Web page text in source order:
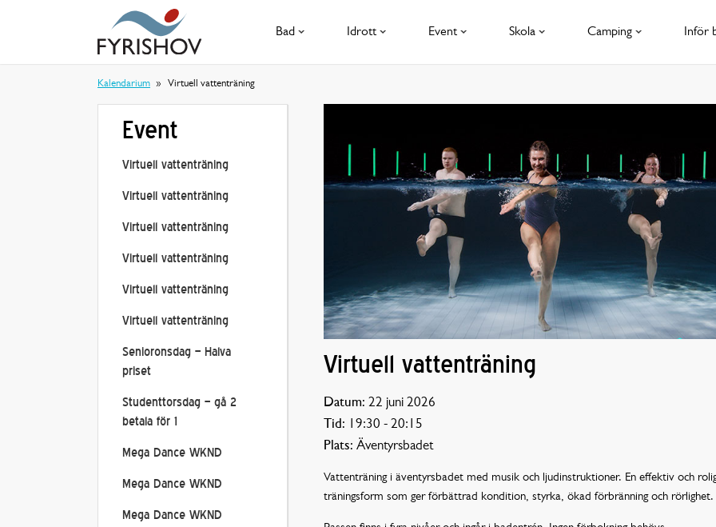
Bad Idrott Event Skola Camping Inför
Kalendarium Virtuell vattenträning
Event
Virtuell vattenträning
Virtuell vattenträning
Virtuell vattenträning
Virtuell vattenträning
Virtuell vattenträning
Virtuell vattenträning
Senioronsdag – Halva
priset
Studenttorsdag – gå 2
betala för 1
Mega Dance WKND
Mega Dance WKND
Mega Dance WKND
Virtuell vattenträning
Datum: 22 juni 2026
Tid: 19:30 - 20:15
Plats: Äventyrsbadet
Vattenträning i äventyrsbadet med musik och ljudinstruktioner. En effektiv och
träningsform som ger förbättrad kondition, styrka, ökad förbränning och rörlighet.